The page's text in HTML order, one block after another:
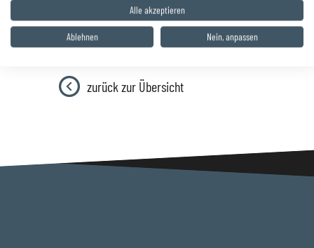
zurück zur Übersicht
Alle akzeptieren
Ablehnen Nein, anpassen